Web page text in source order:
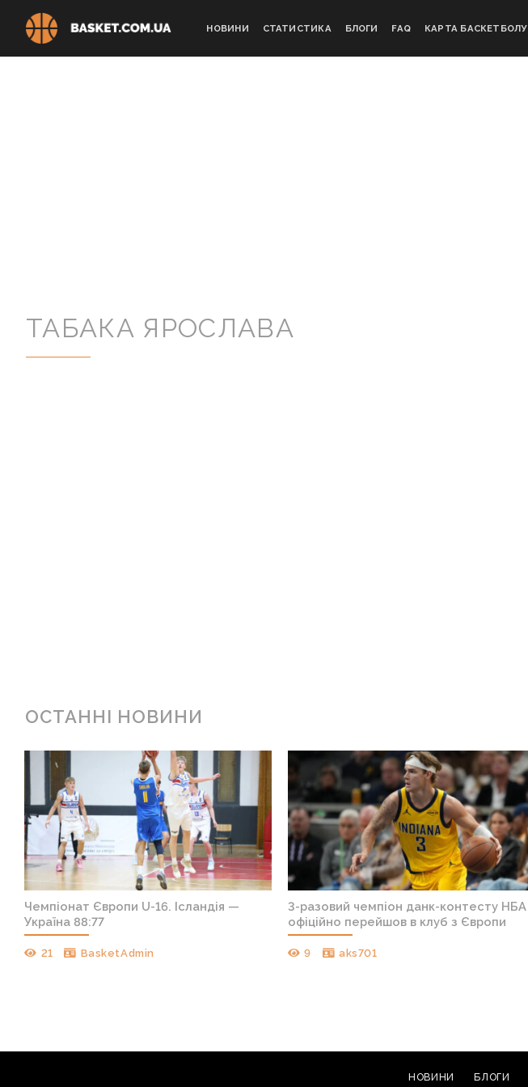
НОВИНИ СТАТИСТИКА БЛОГИ FAQ КАРТА БАСКЕТБОЛУ
ТАБАКА ЯРОСЛАВА
ОСТАННІ НОВИНИ
Чемпіонат Європи U-16. Ісландія —
Україна 88:77
21 BasketAdmin
3-разовий чемпіон данк-контесту НБА
офіційно перейшов в клуб з Європи
9 aks701
НОВИНИ БЛОГИ